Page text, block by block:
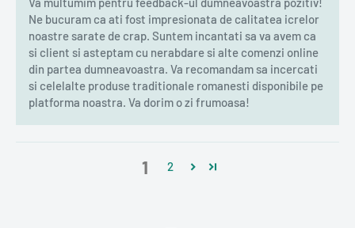
Ne bucuram ca ati fost impresionata de calitatea icrelor
noastre sarate de crap. Suntem incantati sa va avem ca
si client si asteptam cu nerabdare si alte comenzi online
din partea dumneavoastra. Va recomandam sa incercati
si celelalte produse traditionale romanesti disponibile pe
platforma noastra. Va dorim o zi frumoasa!
1 2